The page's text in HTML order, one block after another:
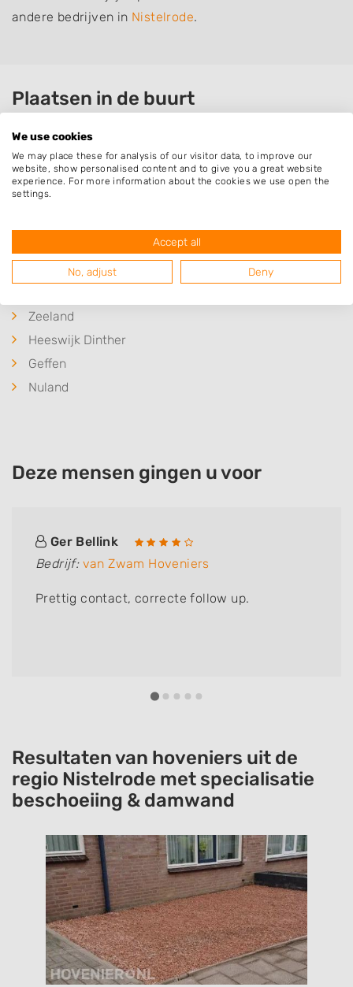
andere bedrijven in Nistelrode.
Plaatsen in de buurt
Loosbroek
Vorstenbosch
Uden
Zeeland
Heeswijk Dinther
Geffen
Nuland
Deze mensen gingen u voor
Ger Bellink
Bedrijf: van Zwam Hoveniers
Prettig contact, correcte follow up.
Resultaten van hoveniers uit de
regio Nistelrode met specialisatie
beschoeiing & damwand
We use cookies
We may place these for analysis of our visitor data, to improve our
website, show personalised content and to give you a great website
experience. For more information about the cookies we use open the
settings.
Accept all
No, adjust Deny